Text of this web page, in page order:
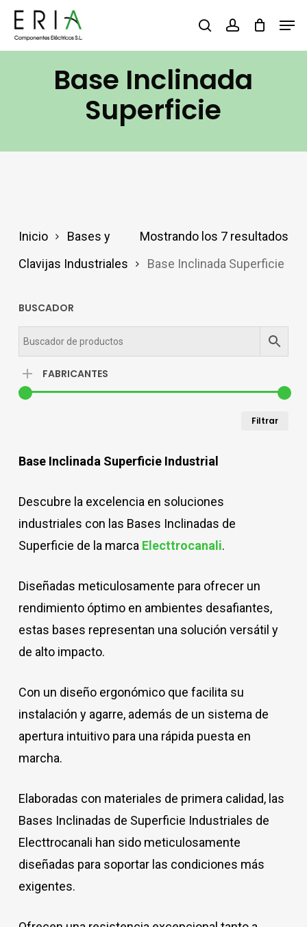
Saltar
contenido
buscaraccount
Base Inclinada
Superficie
Mostrando los 7 resultados
Inicio
Bases y
Clavijas Industriales
Base Inclinada Superficie
BUSCADOR
FABRICANTES
Filtrar
Base Inclinada Superficie Industrial
Descubre la excelencia en soluciones
industriales con las Bases Inclinadas de
Superficie de la marca Electtrocanali.
Diseñadas meticulosamente para ofrecer un
rendimiento óptimo en ambientes desafiantes,
estas bases representan una solución versátil y
de alto impacto.
Con un diseño ergonómico que facilita su
instalación y agarre, además de un sistema de
apertura intuitivo para una rápida puesta en
marcha.
Elaboradas con materiales de primera calidad, las
Bases Inclinadas de Superficie Industriales de
Electtrocanali han sido meticulosamente
diseñadas para soportar las condiciones más
exigentes.